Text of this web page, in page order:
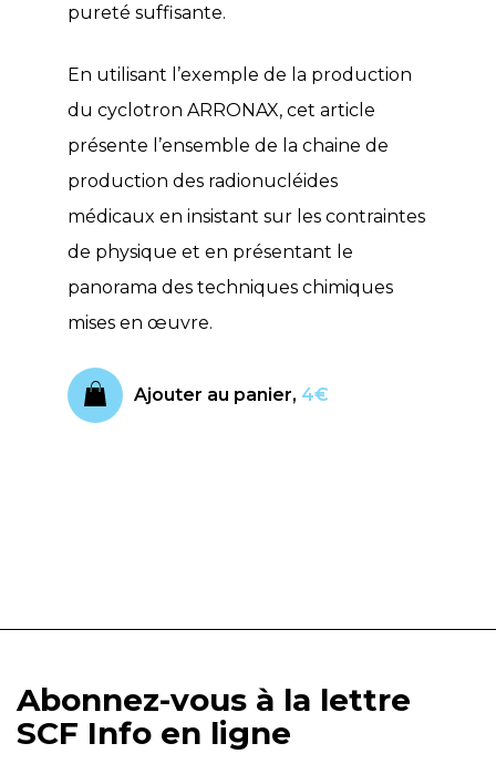
pureté suffisante.
En utilisant l’exemple de la production
du cyclotron ARRONAX, cet article
présente l’ensemble de la chaine de
production des radionucléides
médicaux en insistant sur les contraintes
de physique et en présentant le
panorama des techniques chimiques
mises en œuvre.
Ajouter au panier, 4€
Abonnez-vous à la lettre
SCF Info en ligne